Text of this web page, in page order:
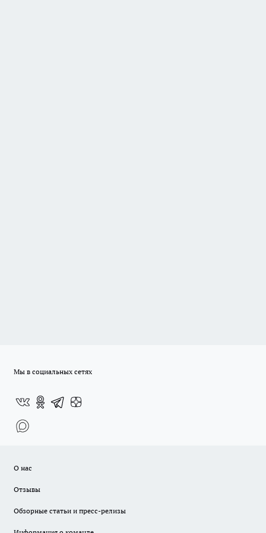
Мы в социальных сетях
О нас
Отзывы
Обзорные статьи и пресс-релизы